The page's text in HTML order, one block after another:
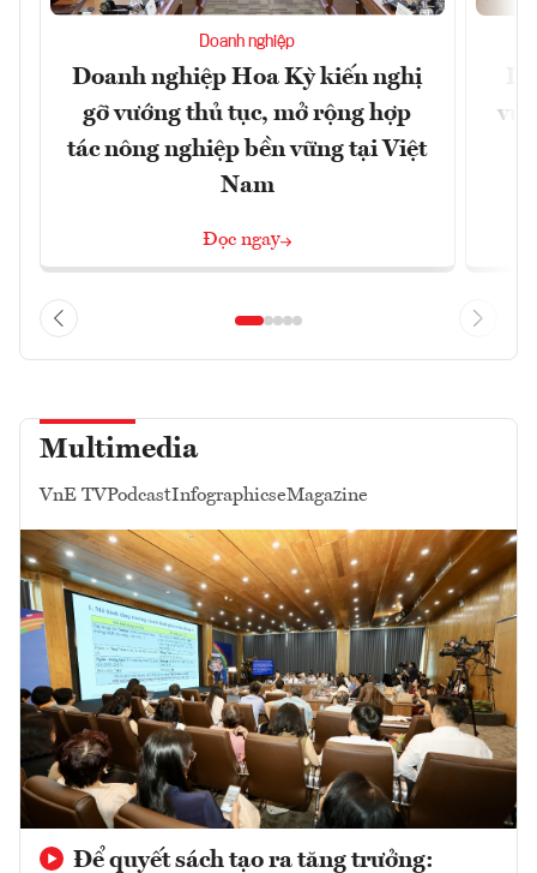
Doanh nghiệp
Doanh nghiệp Hoa Kỳ kiến nghị
gỡ vướng thủ tục, mở rộng hợp
tác nông nghiệp bền vững tại Việt
Nam
Đọc ngay
Multimedia
VnE TVPodcastInfographicseMagazine
Để quyết sách tạo ra tăng trưởng: